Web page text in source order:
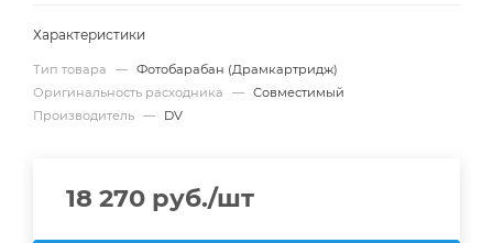
Характеристики
Тип товара — Фотобарабан (Драмкартридж)
Оригинальность расходника
— Совместимый
Производитель — DV
18 270 руб./шт